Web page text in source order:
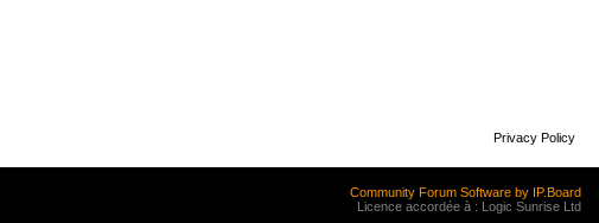
Privacy Policy
Community Forum Software by IP.Board
Licence accordée à : Logic Sunrise Ltd